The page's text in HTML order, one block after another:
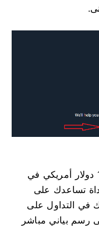
الآن يمكنك بدء التداول، ولديك 10,000 دولار أمريكي في
تساعدك على
في التداول على
رسم بياني مباشر